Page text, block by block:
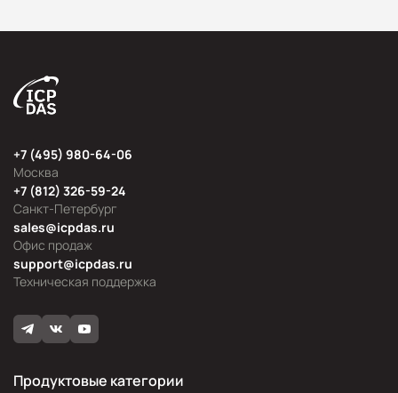
Москва
+7 (495) 980-64-06
Офис продаж
sales@icpdas.ru
Санкт-Петербург
+7 (812) 326-59-24
Техническая поддержка
support@icpdas.ru
Продуктовые категории